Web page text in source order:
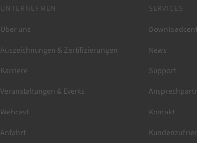
UNTERNEHMEN
Über uns
Auszeichnungen & Zertifizierungen
Karriere
Veranstaltungen & Events
Webcast
Anfahrt
SERVICES
News
Support
Kontakt